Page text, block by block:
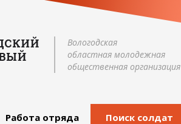
Вологодская
областная молодежная
общественная организация
Работа отряда Поиск солдат